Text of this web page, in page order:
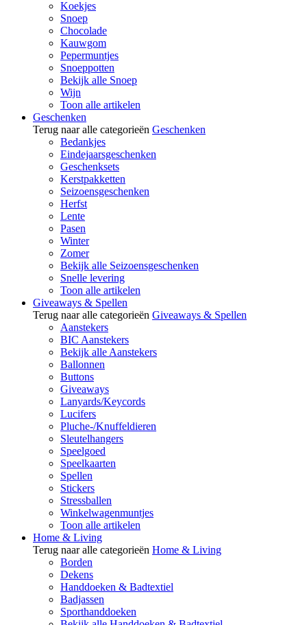
Koekjes
Snoep
Chocolade
Kauwgom
Pepermuntjes
Snoeppotten
Bekijk alle Snoep
Wijn
Toon alle artikelen
Geschenken
Terug naar alle categorieën Geschenken
Bedankjes
Eindejaarsgeschenken
Geschenksets
Kerstpakketten
Seizoensgeschenken
Herfst
Lente
Pasen
Winter
Zomer
Bekijk alle Seizoensgeschenken
Snelle levering
Toon alle artikelen
Giveaways & Spellen
Terug naar alle categorieën Giveaways & Spellen
Aanstekers
BIC Aanstekers
Bekijk alle Aanstekers
Ballonnen
Buttons
Giveaways
Lanyards/Keycords
Lucifers
Pluche-/Knuffeldieren
Sleutelhangers
Speelgoed
Speelkaarten
Spellen
Stickers
Stressballen
Winkelwagenmuntjes
Toon alle artikelen
Home & Living
Terug naar alle categorieën Home & Living
Borden
Dekens
Handdoeken & Badtextiel
Badjassen
Sporthanddoeken